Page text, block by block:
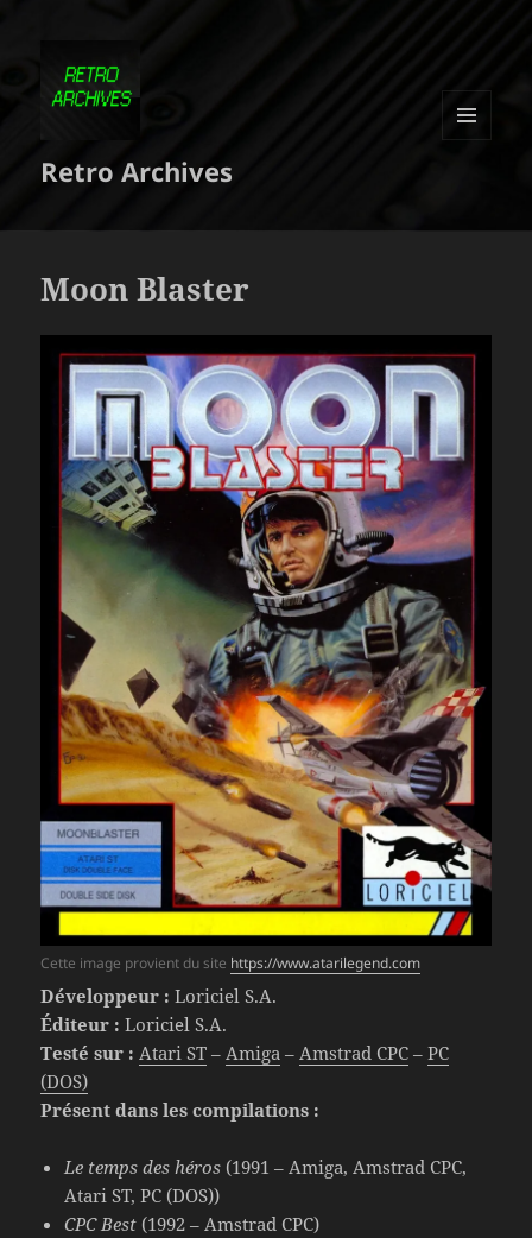
Retro Archives
Moon Blaster
Cette image provient du site https://www.atarilegend.com
Développeur : Loriciel S.A.
Éditeur : Loriciel S.A.
Testé sur : Atari ST –Amiga –Amstrad CPC –PC
(DOS)
Présent dans les compilations :
Le temps des héros (1991 – Amiga, Amstrad CPC,
Atari ST, PC (DOS))
CPC Best (1992 – Amstrad CPC)